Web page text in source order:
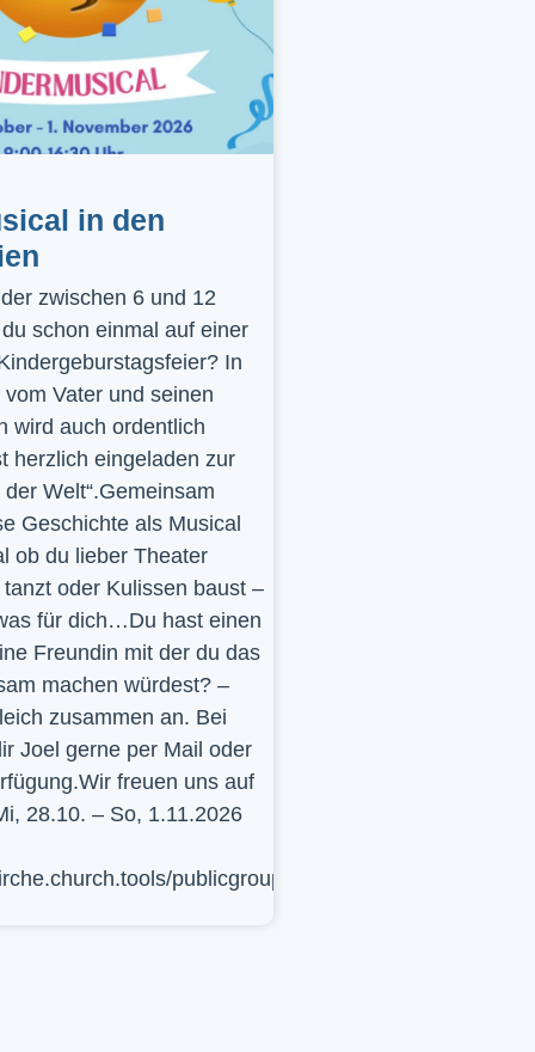
in den
zwischen 6 und 12
schon einmal auf einer
In
Vater und seinen
wird auch ordentlich
herzlich eingeladen zur
Welt“.Gemeinsam
Geschichte als Musical
ob du lieber Theater
oder Kulissen baust –
für dich…Du hast einen
Freundin mit der du das
machen würdest? –
zusammen an. Bei
Joel gerne per Mail oder
freuen uns auf
28.10. – So, 1.11.2026
publicgroup/617